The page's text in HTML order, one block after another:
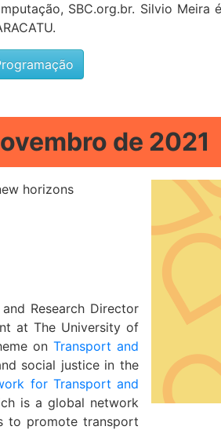
SBC.org.br. Silvio
de 2021
horizons
and Research Director
at The University of
on Transport and
social justice in the
for Transport and
is a global network
to promote transport